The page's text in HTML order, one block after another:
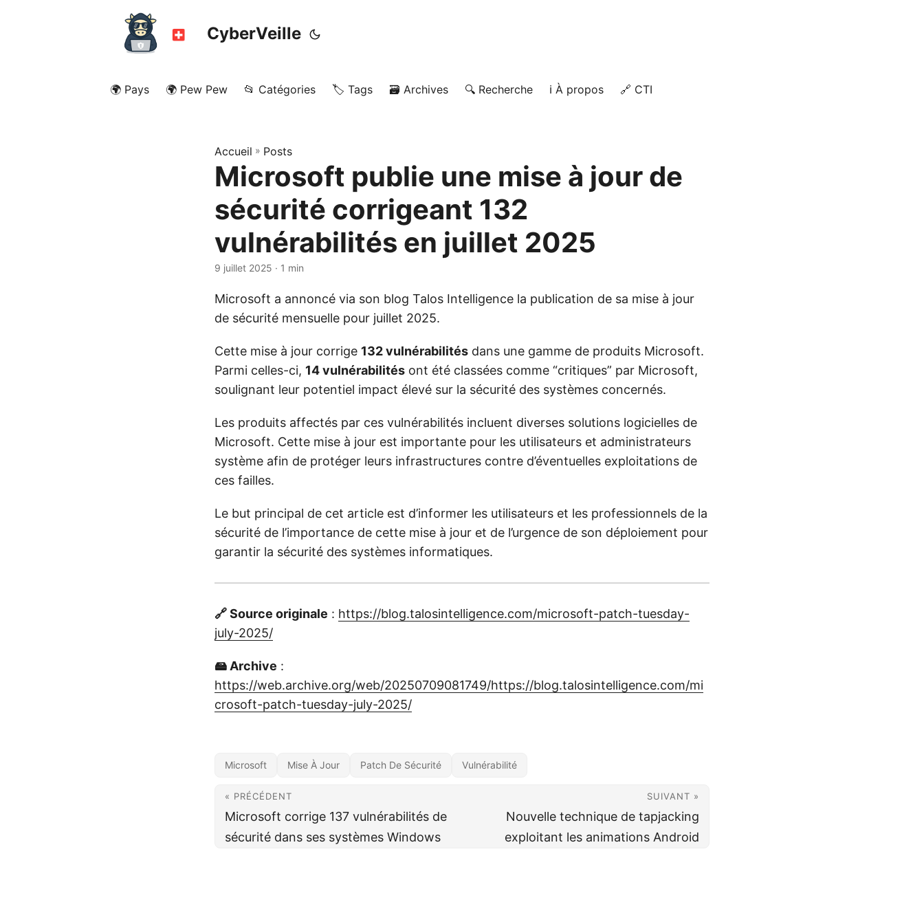
CyberVeille
🌍 Pays 🌍 Pew Pew 📂 Catégories 🏷️ Tags 🗃️ Archives 🔍 Recherche ℹ️ À propos 🔗 CTI
Accueil » Posts
Microsoft publie une mise à jour de
sécurité corrigeant 132
vulnérabilités en juillet 2025
9 juillet 2025 · 1 min
Microsoft a annoncé via son blog Talos Intelligence la publication de sa mise à jour
de sécurité mensuelle pour juillet 2025.
Cette mise à jour corrige 132 vulnérabilités dans une gamme de produits Microsoft.
Parmi celles-ci, 14 vulnérabilités ont été classées comme “critiques” par Microsoft,
soulignant leur potentiel impact élevé sur la sécurité des systèmes concernés.
Les produits affectés par ces vulnérabilités incluent diverses solutions logicielles de
Microsoft. Cette mise à jour est importante pour les utilisateurs et administrateurs
système afin de protéger leurs infrastructures contre d’éventuelles exploitations de
ces failles.
Le but principal de cet article est d’informer les utilisateurs et les professionnels de la
sécurité de l’importance de cette mise à jour et de l’urgence de son déploiement pour
garantir la sécurité des systèmes informatiques.
🔗 Source originale : https://blog.talosintelligence.com/microsoft-patch-tuesday-
july-2025/
🖴 Archive :
https://web.archive.org/web/20250709081749/https://blog.talosintelligence.com/mi
crosoft-patch-tuesday-july-2025/
Microsoft Mise À Jour Patch De Sécurité Vulnérabilité
« PRÉCÉDENT
Microsoft corrige 137 vulnérabilités de
sécurité dans ses systèmes Windows
SUIVANT »
Nouvelle technique de tapjacking
exploitant les animations Android